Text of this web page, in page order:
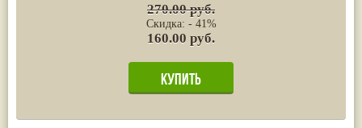
270.00 руб.
Скидка: - 41%
160.00 руб.